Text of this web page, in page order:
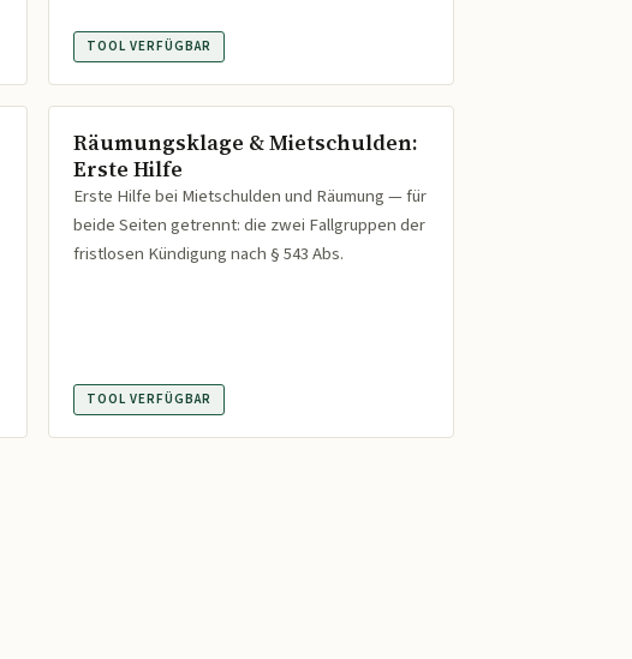
TOOL VERFÜGBAR
Räumungsklage & Mietschulden:
Erste Hilfe
Erste Hilfe bei Mietschulden und Räumung — für
beide Seiten getrennt: die zwei Fallgruppen der
fristlosen Kündigung nach § 543 Abs.
TOOL VERFÜGBAR